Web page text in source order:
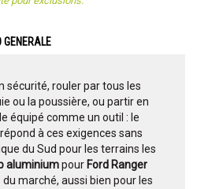
GENERALE
sécurité, rouler par tous les
ou la poussière, ou partir en
équipé comme un outil : le
répond à ces exigences sans
du Sud pour les terrains les
aluminiumpour Ford Ranger
marché, aussi bien pour les